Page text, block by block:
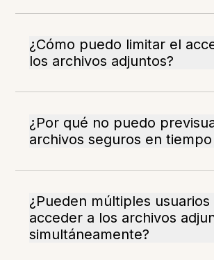
¿Cómo puedo limitar el
los archivos adjuntos?
¿Por qué no puedo
archivos seguros en tiempo
¿Pueden múltiples usuarios
acceder a los archivos
simultáneamente?